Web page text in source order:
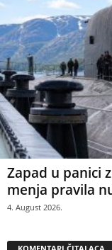
Zapad u panici
menja pravila
4. August 2026.